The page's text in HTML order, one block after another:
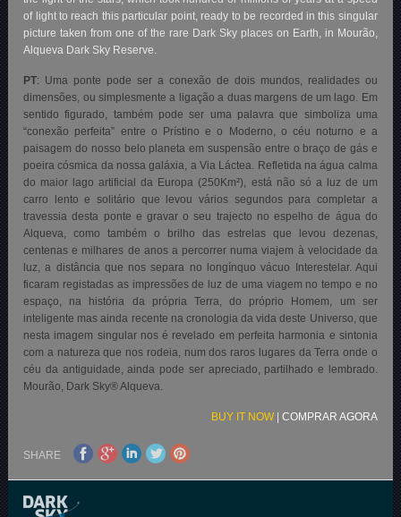
of light to reach this particular point, ready to be recorded in this singular
picture taken from one of the rare Dark Sky places on Earth, in Mourão,
Alqueva Dark Sky Reserve.
PT: Uma ponte pode ser a conexão de dois mundos, realidades ou
dimensões, ou simplesmente a ligação a duas margens de um lago. Em
sentido figurado, também pode ser uma palavra que simboliza uma
“conexão perfeita” entre o Prístino e o Moderno, o céu noturno e a
paisagem do nosso belo planeta em suspensão entre o braço de gás e
poeira cósmica da nossa galáxia, a Via Láctea. Refletida na água calma
do maior lago artificial da Europa (250Km²), está não só a luz de um
carro lento e solitário que levou vários segundos para completar a
travessia desta ponte e gravar o seu trajecto no espelho de água do
Alqueva, como também o brilho das estrelas que levou dezenas,
centenas e milhares de anos a percorrer numa viajem à velocidade da
luz, a distância que nos separa no longínquo vácuo Interestelar. Aqui
ficaram registadas as impressões de luz de uma viagem no tempo e no
espaço, na história da própria Terra, do próprio Homem, um ser
inteligente mas ainda recente na cronologia da vida deste Universo, que
nesta imagem singular nos é revelado em perfeita harmonia e sintonia
com a natureza que nos rodeia, num dos raros lugares da Terra onde o
céu da antiguidade, ainda pode ser apreciado, partilhado e lembrado.
Mourão, Dark Sky® Alqueva.
BUY IT NOW| COMPRAR AGORA
SHARE